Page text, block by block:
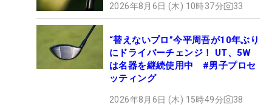
2026年8月6日 (木) 10時37分 33
“替えないプロ”今平周吾が10年ぶり
にドライバーチェンジ！ UT、5W
は名器を継続使用中 #男子プロセ
ッティング
2026年8月6日 (木) 15時49分 38